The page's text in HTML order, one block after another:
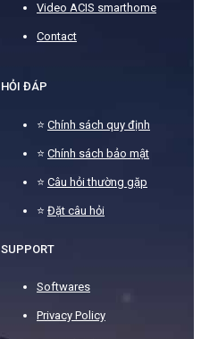
Video ACIS smarthome
Contact
HỎI ĐÁP
⭐ Chính sách quy định
⭐ Chính sách bảo mật
⭐ Câu hỏi thường gặp
⭐ Đặt câu hỏi
SUPPORT
Softwares
Privacy Policy